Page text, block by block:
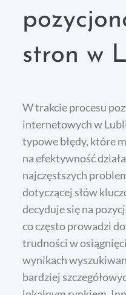
stron w
W trakcie procesu
internetowych w
typowe błędy, które
na efektywność
najczęstszych
dotyczącej słów
decyduje się na
co często prowadzi
trudności w
wynikach
bardziej